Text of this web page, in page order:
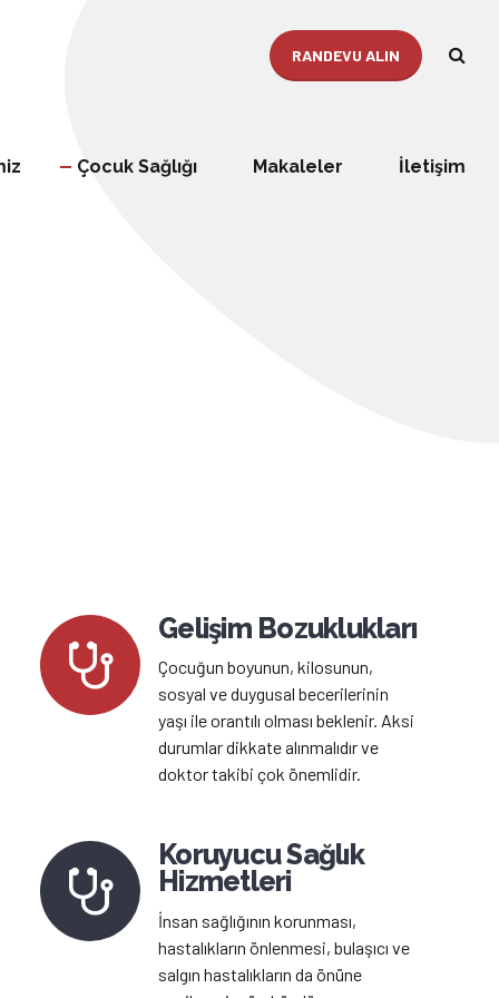
RANDEVU ALIN
Çocuk Sağlığı Makaleler İletişim
Gelişim Bozuklukları
Çocuğun boyunun, kilosunun,
sosyal ve duygusal becerilerinin
yaşı ile orantılı olması beklenir. Aksi
durumlar dikkate alınmalıdır ve
doktor takibi çok önemlidir.
Koruyucu Sağlık
Hizmetleri
İnsan sağlığının korunması,
hastalıkların önlenmesi, bulaşıcı ve
salgın hastalıkların da önüne